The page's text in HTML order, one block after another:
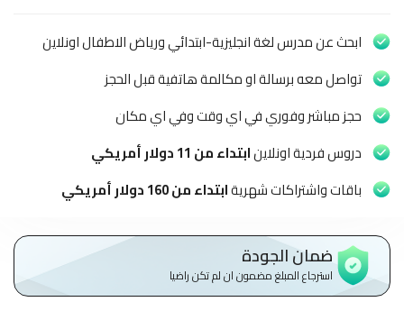
باقات
الاطفال
وطلاب
المدارس
English
من
الشروط
والأحكام
ابحث عن مدرس لغة انجليزية-ابتدائي ورياض الاطفال اونلاين
تواصل معه برسالة او مكالمة هاتفية قبل الحجز
حجز مباشر وفوري في اي وقت وفي اي مكان
دروس فردية اونلاينابتداء من 11 دولار أمريكي
باقات واشتراكات شهريةابتداء من 160 دولار أمريكي
ضمان الجودة
استرجاع المبلغ مضمون ان لم تكن راضيا